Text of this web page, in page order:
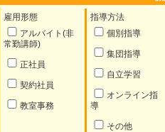
雇用形態
アルバイト(非
常勤講師)
正社員
契約社員
教室事務
指導方法
個別指導
集団指導
自立学習
オンライン指
導
その他